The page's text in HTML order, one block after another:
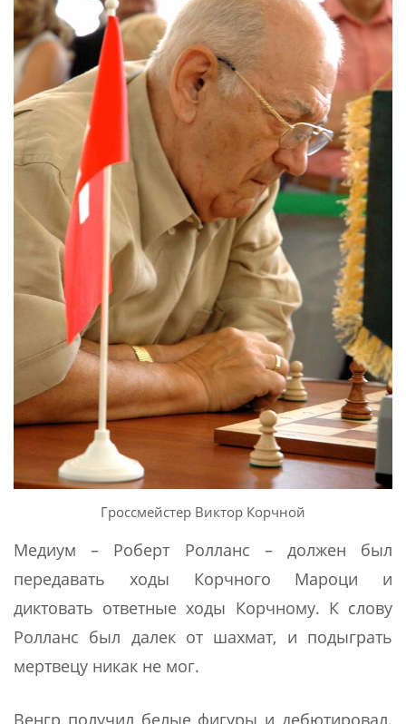
Гроссмейстер Виктор Корчной
Медиум – Роберт Ролланс – должен был
передавать ходы Корчного Мароци и
диктовать ответные ходы Корчному. К слову
Ролланс был далек от шахмат, и подыграть
мертвецу никак не мог.
Венгр получил белые фигуры и дебютировал.